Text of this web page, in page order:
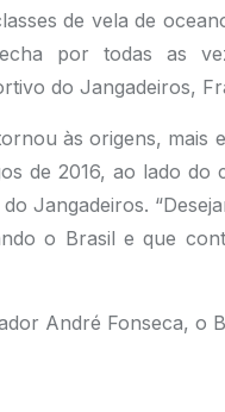
de vela de
por todas as
do Jangadeiros,
às origens, mais
de 2016, ao lado
Jangadeiros.
o Brasil e que
André Fonseca, o